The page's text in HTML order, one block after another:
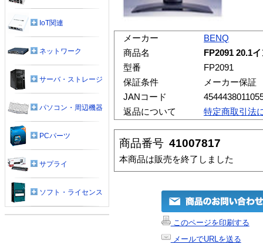
メーカー
BENQ
商品名
FP2091 20.1
型番
FP2091
保証条件
メーカー保証
JANコード
返品について
特定商取引法
商品番号 41007817
本商品は販売を終了しました
このページを印刷する
メールでURLを送る
IoT関連
ネットワーク
サーバ・ストレージ
パソコン・周辺機器
PCパーツ
サプライ
ソフト・ライセンス